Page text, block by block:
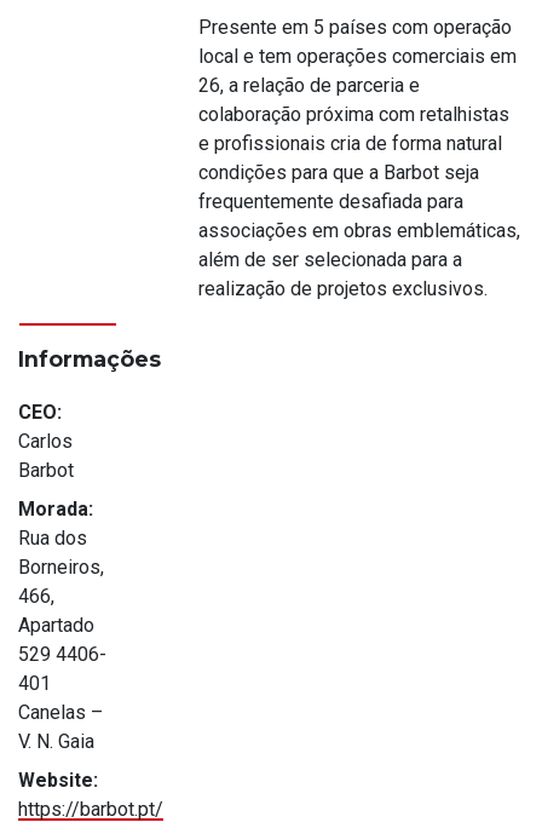
Presente em 5 países com operação
local e tem operações comerciais em
26, a relação de parceria e
colaboração próxima com retalhistas
e profissionais cria de forma natural
condições para que a Barbot seja
frequentemente desafiada para
associações em obras emblemáticas,
além de ser selecionada para a
realização de projetos exclusivos.
Informações
CEO:
Carlos
Barbot
Morada:
Rua dos
Borneiros,
466,
Apartado
529 4406-
401
Canelas –
V. N. Gaia
Website:
https://barbot.pt/